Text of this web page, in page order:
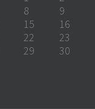
8
9
15
16
22
23
29
30